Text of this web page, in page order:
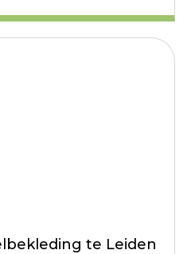
te Leiden